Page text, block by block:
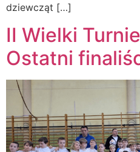
dziewcząt […]
II Wielki
Ostatni